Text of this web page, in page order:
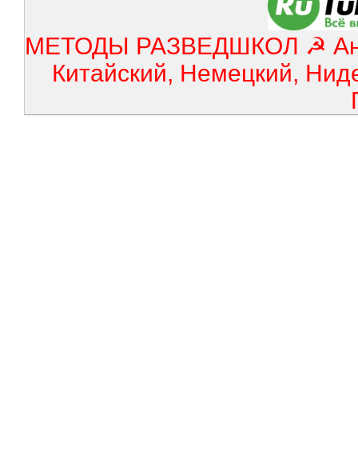
МЕТОДЫ РАЗВЕДШКОЛ ☭
Китайский, Немецкий,